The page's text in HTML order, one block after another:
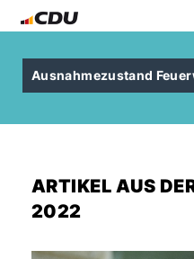
Ausnahmezustand
ARTIKEL AUS
2022